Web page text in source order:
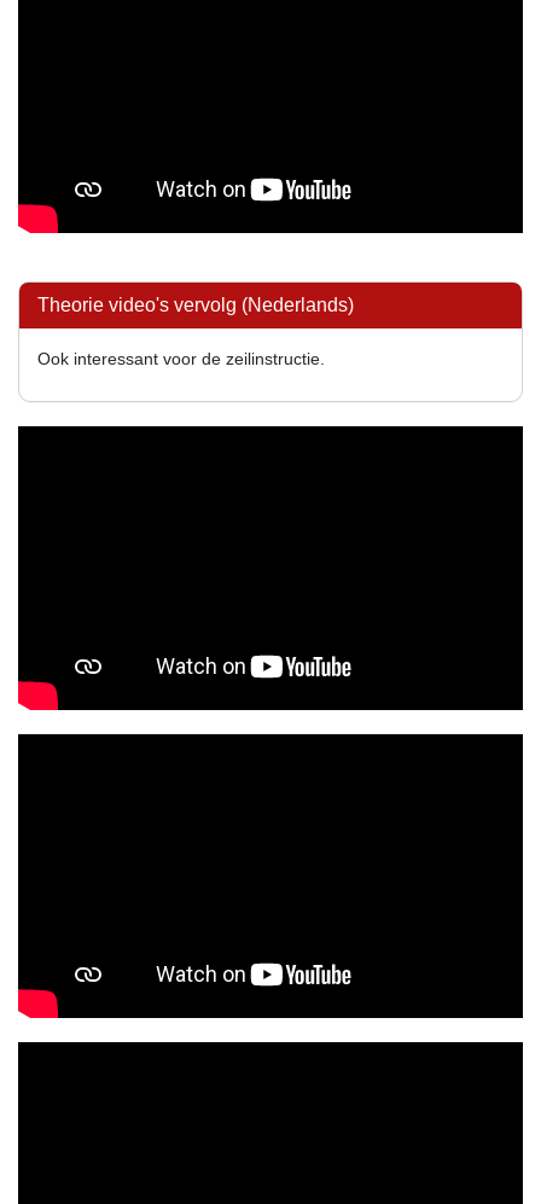
Theorie video's vervolg (Nederlands)
Ook interessant voor de zeilinstructie.